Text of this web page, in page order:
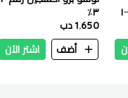
أشقر باسيفيك إضافي ١٠٠
٣٪
1.650 دب
أضف
اشتر الآن